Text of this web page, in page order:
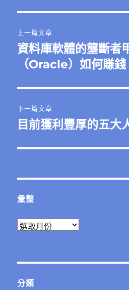
章
導
覽
上一篇文章
上
文
章:
資料庫軟體的壟斷者
（Oracle）如何賺
下一篇文章
下
篇
章:
目前獲利豐厚的五大
彙整
彙
分類